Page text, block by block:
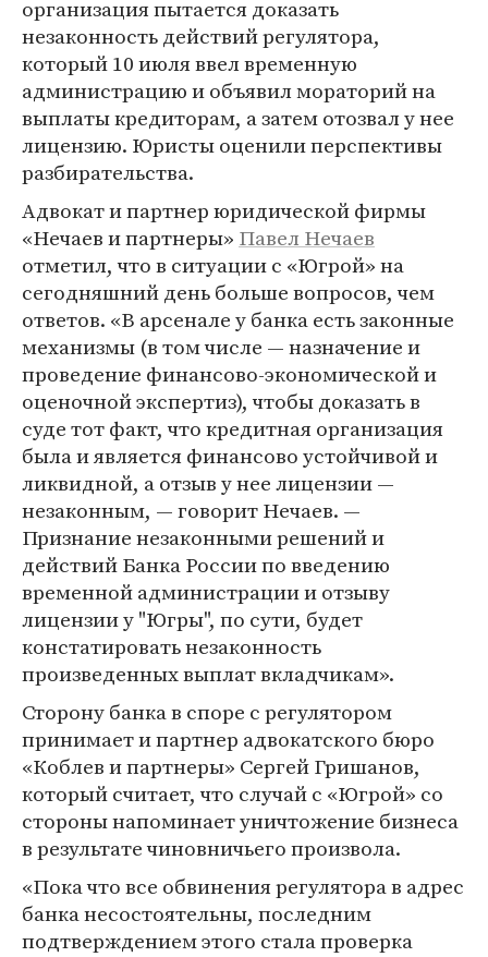
организация пытается доказать
незаконность действий регулятора,
который 10 июля ввел временную
администрацию и объявил мораторий на
выплаты кредиторам, а затем отозвал у нее
лицензию. Юристы оценили перспективы
разбирательства.
Адвокат и партнер юридической фирмы
«Нечаев и партнеры» Павел Нечаев
отметил, что в ситуации с «Югрой» на
сегодняшний день больше вопросов, чем
ответов. «В арсенале у банка есть законные
механизмы (в том числе — назначение и
проведение финансово-экономической и
оценочной экспертиз), чтобы доказать в
суде тот факт, что кредитная организация
была и является финансово устойчивой и
ликвидной, а отзыв у нее лицензии —
незаконным, — говорит Нечаев. —
Признание незаконными решений и
действий Банка России по введению
временной администрации и отзыву
лицензии у "Югры", по сути, будет
констатировать незаконность
произведенных выплат вкладчикам».
Сторону банка в споре с регулятором
принимает и партнер адвокатского бюро
«Коблев и партнеры» Сергей Гришанов,
который считает, что случай с «Югрой» со
стороны напоминает уничтожение бизнеса
в результате чиновничьего произвола.
«Пока что все обвинения регулятора в адрес
банка несостоятельны, последним
подтверждением этого стала проверка